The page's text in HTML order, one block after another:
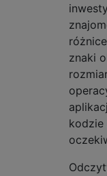
znaki
kodzie